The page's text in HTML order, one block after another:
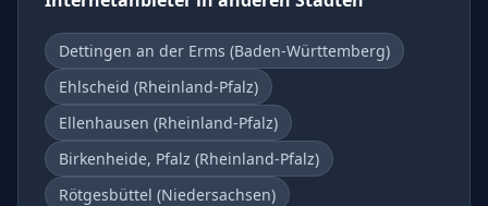
Dettingen an der Erms (Baden-Württemberg)
Ehlscheid (Rheinland-Pfalz)
Ellenhausen (Rheinland-Pfalz)
Birkenheide, Pfalz (Rheinland-Pfalz)
Rötgesbüttel (Niedersachsen)